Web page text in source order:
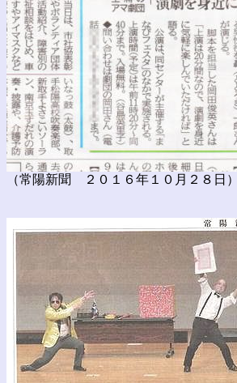
（常陽新聞 ２０１６年１０月２８日）